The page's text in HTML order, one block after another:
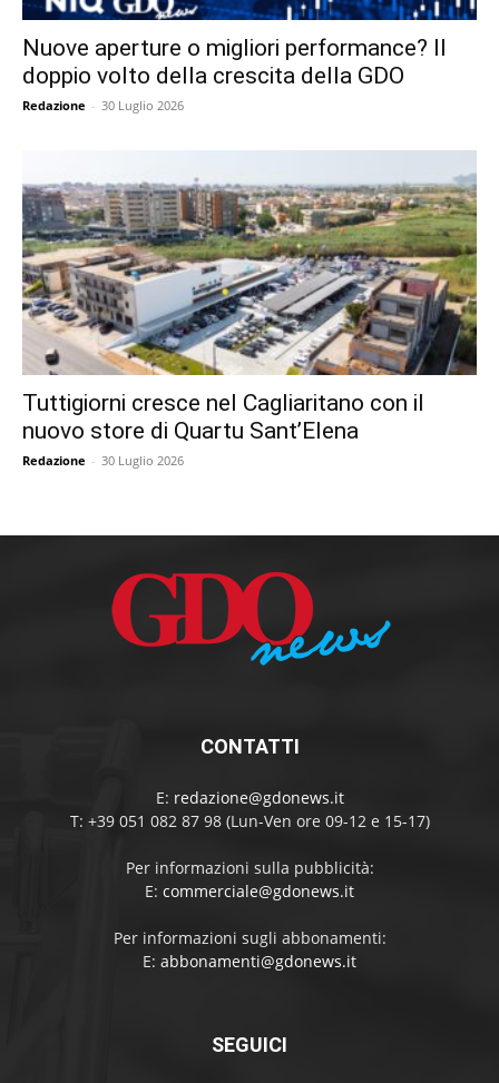
Nuove aperture o migliori performance? Il
doppio volto della crescita della GDO
Redazione - 30 Luglio 2026
Tuttigiorni cresce nel Cagliaritano con il
nuovo store di Quartu Sant’Elena
Redazione - 30 Luglio 2026
CONTATTI
E: redazione@gdonews.it
T: +39 051 082 87 98 (Lun-Ven ore 09-12 e 15-17)
Per informazioni sulla pubblicità:
E: commerciale@gdonews.it
Per informazioni sugli abbonamenti:
E: abbonamenti@gdonews.it
SEGUICI